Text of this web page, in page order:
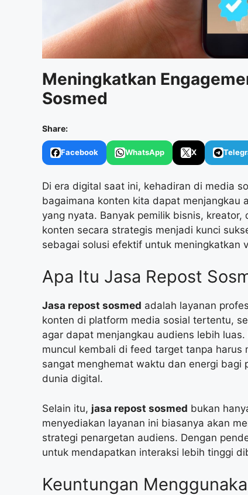
Meningkatkan
Sosmed
Share:
Facebook WhatsApp X
Di era digital saat ini, kehadiran di media
bagaimana konten kita dapat menjangkau
yang nyata. Banyak pemilik bisnis,
konten secara strategis menjadi kunci
sebagai solusi efektif untuk meningkatkan
Apa Itu Jasa Repost
Jasa repost sosmed adalah layanan
konten di platform media sosial tertentu,
agar dapat menjangkau audiens lebih
muncul kembali di feed target tanpa
sangat menghemat waktu dan energi bagi
dunia digital.
Selain itu, jasa repost sosmed bukan
menyediakan layanan ini biasanya akan
strategi penargetan audiens. Dengan
untuk mendapatkan interaksi lebih tinggi
Keuntungan